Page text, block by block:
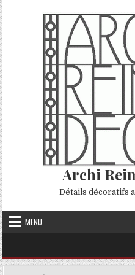
Skip to content
Archi
Détails décoratifs
MENU